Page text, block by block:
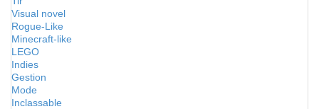
Visual novel
Rogue-Like
Minecraft-like
LEGO
Indies
Gestion
Mode
Inclassable